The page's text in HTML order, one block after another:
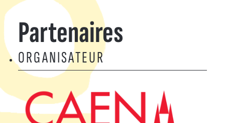
Partenaires
ORGANISATEUR